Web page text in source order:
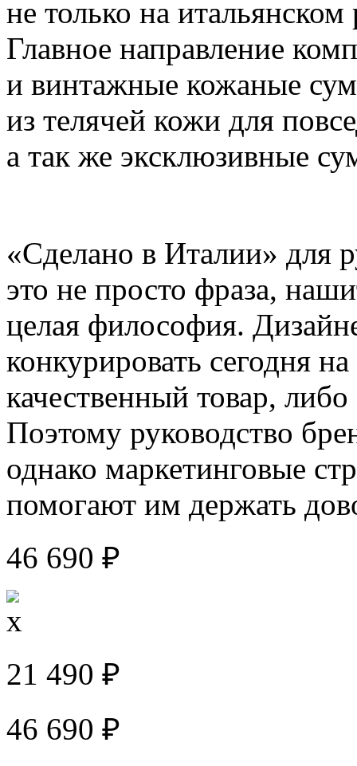
не только на
Главное направление
и винтажные кожаные
из телячей кожи для
а так же эксклюзивные
«Сделано в Италии» для
это не просто фраза,
целая философия.
конкурировать сегодня
качественный товар,
Поэтому руководство
однако маркетинговые
помогают им держать
46 690 ₽
21 490 ₽
46 690 ₽